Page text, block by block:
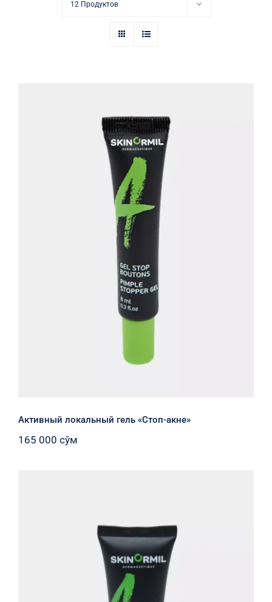
Купить в аптеке12 Продуктов
Активный локальный гель «Стоп-
акне»
Активный локальный гель «Стоп-акне»
165 000 сўм